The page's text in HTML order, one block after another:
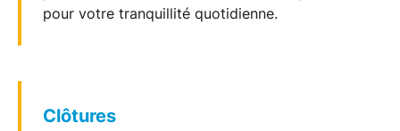
pour votre tranquillité quotidienne.
Clôtures